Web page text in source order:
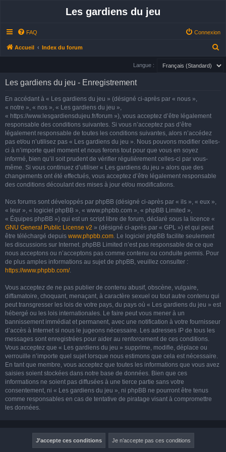
Les gardiens du jeu
FAQ Connexion
Accueil Index du forum
Langue :
Les gardiens du jeu - Enregistrement
En accédant à « Les gardiens du jeu » (désigné ci-après par « nous »,
« notre », « nos », « Les gardiens du jeu »,
« https://www.lesgardiensdujeu.fr/forum »), vous acceptez d’être légalement
responsable des conditions suivantes. Si vous n’acceptez pas d’être
légalement responsable de toutes les conditions suivantes, alors n’accédez
pas et/ou n’utilisez pas « Les gardiens du jeu ». Nous pouvons modifier celles-
ci à n’importe quel moment et nous ferons tout pour que vous en soyez
informé, bien qu’il soit prudent de vérifier régulièrement celles-ci par vous-
même. Si vous continuez d’utiliser « Les gardiens du jeu » alors que des
changements ont été effectués, vous acceptez d’être légalement responsable
des conditions découlant des mises à jour et/ou modifications.
Nos forums sont développés par phpBB (désigné ci-après par « ils », « eux »,
« leur », « logiciel phpBB », « www.phpbb.com », « phpBB Limited »,
« Équipes phpBB ») qui est un script libre de forum, déclaré sous la licence «
GNU General Public License v2 » (désigné ci-après par « GPL ») et qui peut
être téléchargé depuis www.phpbb.com. Le logiciel phpBB facilite seulement
les discussions sur Internet. phpBB Limited n’est pas responsable de ce que
nous acceptons ou n’acceptons pas comme contenu ou conduite permis. Pour
de plus amples informations au sujet de phpBB, veuillez consulter :
https://www.phpbb.com/.
Vous acceptez de ne pas publier de contenu abusif, obscène, vulgaire,
diffamatoire, choquant, menaçant, à caractère sexuel ou tout autre contenu qui
peut transgresser les lois de votre pays, du pays où « Les gardiens du jeu » est
hébergé ou les lois internationales. Le faire peut vous mener à un
bannissement immédiat et permanent, avec une notification à votre fournisseur
d’accès à Internet si nous le jugeons nécessaire. Les adresses IP de tous les
messages sont enregistrées pour aider au renforcement de ces conditions.
Vous acceptez que « Les gardiens du jeu » supprime, modifie, déplace ou
verrouille n’importe quel sujet lorsque nous estimons que cela est nécessaire.
En tant que membre, vous acceptez que toutes les informations que vous avez
saisies soient stockées dans notre base de données. Bien que ces
informations ne soient pas diffusées à une tierce partie sans votre
consentement, ni « Les gardiens du jeu », ni phpBB ne pourront être tenus
comme responsables en cas de tentative de piratage visant à compromettre
les données.